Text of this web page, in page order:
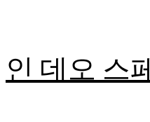
인 데오 스